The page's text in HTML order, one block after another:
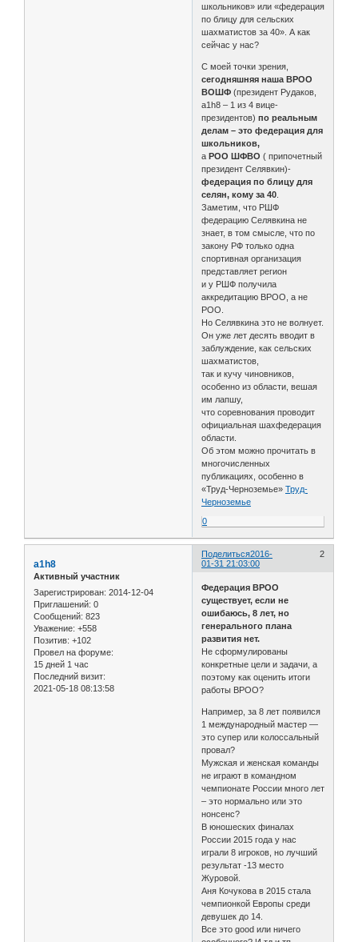
школьников» или «федерация
по блицу для сельских
шахматистов за 40». А как
сейчас у нас?
С моей точки зрения,
сегодняшняя наша ВРОО
ВОШФ (президент Рудаков,
a1h8 – 1 из 4 вице-
президентов)по реальным
делам – это федерация для
школьников,
а РОО ШФВО ( припочетный
президент Селявкин)-
федерация по блицу для
селян, кому за 40
Заметим, что РШФ
федерацию Селявкина не
знает, в том смысле, что по
закону РФ только одна
спортивная организация
представляет регион
и у РШФ получила
аккредитацию ВРОО, а не
РОО.
Но Селявкина это не волнует.
Он уже лет десять вводит в
заблуждение, как сельских
шахматистов,
так и кучу чиновников,
особенно из области, вешая
им лапшу,
что соревнования проводит
официальная шахфедерация
области.
Об этом можно прочитать в
многочисленных
публикациях, особенно в
«Труд-Черноземье»Труд-
Черноземье
0
Поделиться 2
2016-
01-31 21:03:00
a1h8
Активный участник
Зарегистрирован: 2014-12-04
Приглашений: 0
Сообщений: 823
Уважение: +558
Позитив: +102
Провел на форуме:
15 дней 1 час
Последний визит:
2021-05-18 08:13:58
Федерация ВРОО
существует, если не
ошибаюсь, 8 лет, но
генерального плана
развития нет.
Не сформулированы
конкретные цели и задачи, а
поэтому как оценить итоги
работы ВРОО?
Например, за 8 лет появился
1 международный мастер —
это супер или колоссальный
провал?
Мужская и женская команды
не играют в командном
чемпионате России много лет
– это нормально или это
нонсенс?
В юношеских финалах
России 2015 года у нас
играли 8 игроков, но лучший
результат -13 место
Журовой.
Аня Кочукова в 2015 стала
чемпионкой Европы среди
девушек до 14.
Все это good или ничего